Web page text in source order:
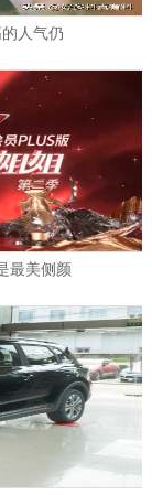
人气仍
最美侧颜